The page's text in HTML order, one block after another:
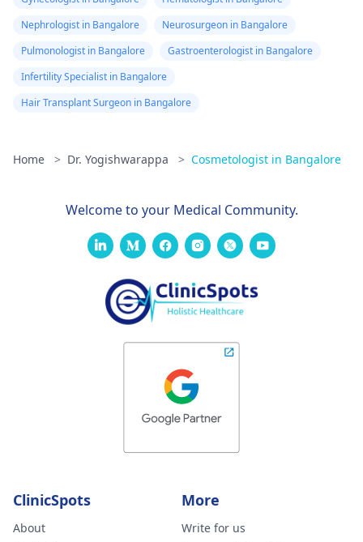
Nephrologist in Bangalore
Neurosurgeon in Bangalore
Pulmonologist in Bangalore
Gastroenterologist in Bangalore
Infertility Specialist in Bangalore
Hair Transplant Surgeon in Bangalore
Home > Dr. Yogishwarappa > Cosmetologist in Bangalore
Welcome to your Medical Community.
ClinicSpots
About
More
Write for us